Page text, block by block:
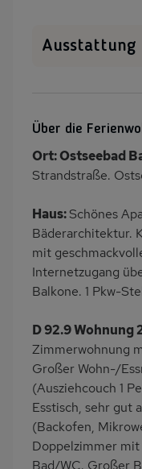
Ausstattung
PKW-Parkplatz
Küche
Kühlschrank
Babybett
Fahrradabstellraum
Haustiere/Hund
Balkonmöbel
Kaffeemaschine
Bettwäsche mietbar
Über die
Ort: Ostseebad
Strandstraße.
Haus:Schönes
Bäderarchitektur.
mit
Internetzugang
Balkone. 1 Pkw-
D 92.9 Wohnung
Zimmerwohnung
Großer Wohn-/
(Ausziehcouch 1
Esstisch, sehr gut
(Backofen,
Doppelzimmer
Bad/WC. Großer